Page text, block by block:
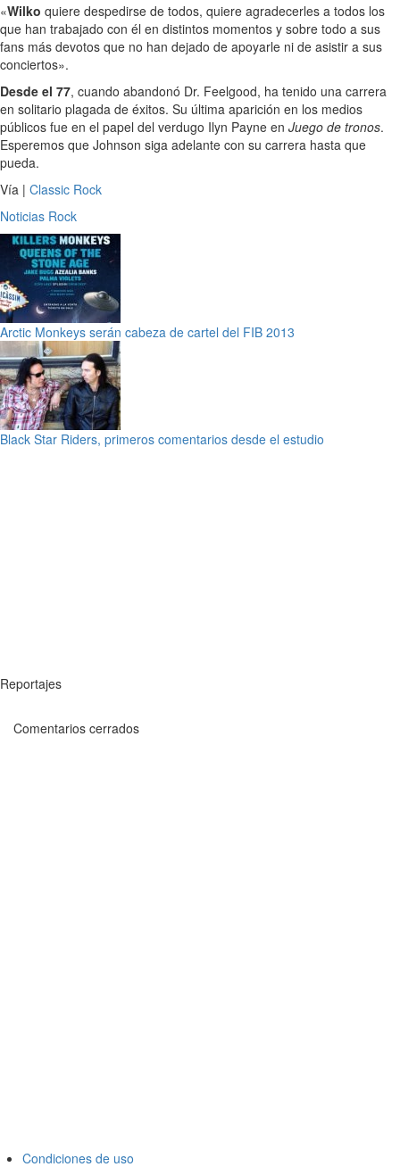
«Wilko quiere despedirse de todos, quiere agradecerles a todos los
que han trabajado con él en distintos momentos y sobre todo a sus
fans más devotos que no han dejado de apoyarle ni de asistir a sus
conciertos».
Desde el 77, cuando abandonó Dr. Feelgood, ha tenido una carrera
en solitario plagada de éxitos. Su última aparición en los medios
públicos fue en el papel del verdugo Ilyn Payne en Juego de tronos.
Esperemos que Johnson siga adelante con su carrera hasta que
pueda.
Vía | Classic Rock
Noticias Rock
Arctic Monkeys serán cabeza de cartel del FIB 2013
Black Star Riders, primeros comentarios desde el estudio
Reportajes
Comentarios cerrados
Condiciones de uso